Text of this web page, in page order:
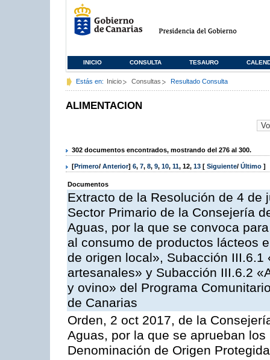
INICIO CONSULTA TESAURO
Estás en: Inicio Consultas Resultado Consulta
ALIMENTACION
302 documentos encontrados, mostrando del 276 al 300.
[Primero/ Anterior] 6, 7, 8, 9, 10, 11, 12, 13 [ Siguiente/ Último ]
Documentos
Extracto de la Resolución de 4
Sector Primario de la Consejería
Aguas, por la que se convoca
al consumo de productos lácteos
de origen local», Subacción
artesanales» y Subacción III.6.2
y ovino» del Programa
de Canarias
Orden, 2 oct 2017, de la
Aguas, por la que se aprueban
Denominación de Origen